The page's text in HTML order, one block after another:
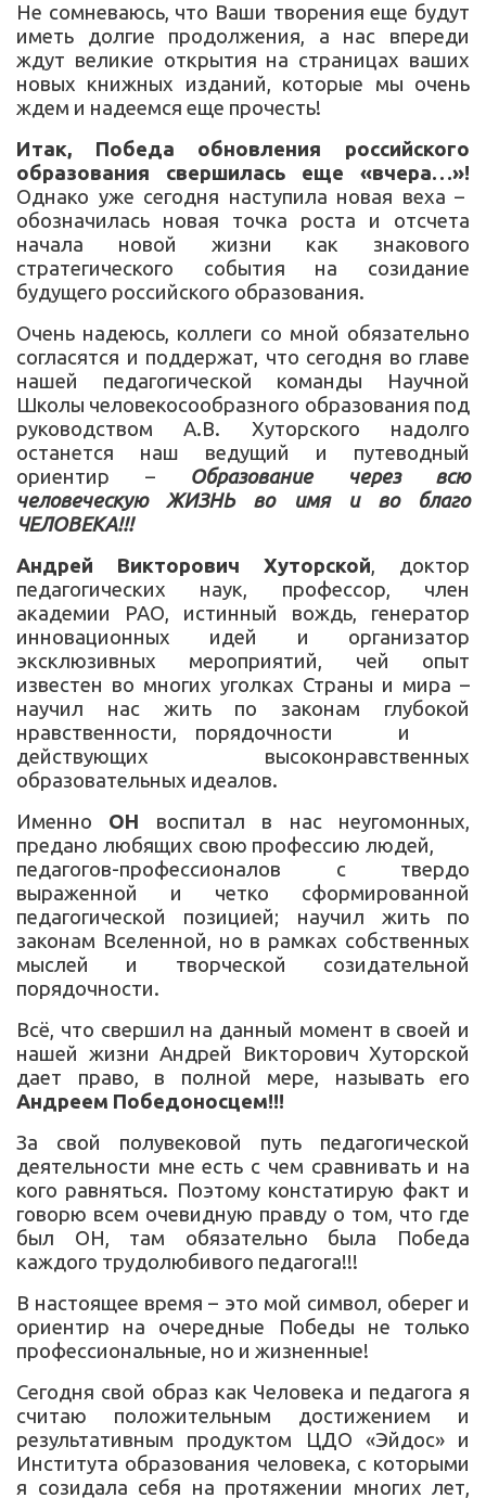
Не сомневаюсь, что Ваши творения еще будут
иметь долгие продолжения, а нас впереди
ждут великие открытия на страницах ваших
новых книжных изданий, которые мы очень
ждем и надеемся еще прочесть!
Итак, Победа обновления российского
образования свершилась еще «вчера…»!
Однако уже сегодня наступила новая веха –
обозначилась новая точка роста и отсчета
начала новой жизни как знакового
стратегического события на созидание
будущего российского образования.
Очень надеюсь, коллеги со мной обязательно
согласятся и поддержат, что сегодня во главе
нашей педагогической команды Научной
Школы человекосообразного образования под
руководством А.В. Хуторского надолго
останется наш ведущий и путеводный
ориентир – Образование через всю
человеческую ЖИЗНЬ во имя и во благо
ЧЕЛОВЕКА!!!
Андрей Викторович Хуторской, доктор
педагогических наук, профессор, член
академии РАО, истинный вождь, генератор
инновационных идей и организатор
эксклюзивных мероприятий, чей опыт
известен во многих уголках Страны и мира –
научил нас жить по законам глубокой
нравственности, порядочности и
действующих высоконравственных
образовательных идеалов.
Именно ОН воспитал в нас неугомонных,
предано любящих свою профессию людей,
педагогов-профессионалов с твердо
выраженной и четко сформированной
педагогической позицией; научил жить по
законам Вселенной, но в рамках собственных
мыслей и творческой созидательной
порядочности.
Всё, что свершил на данный момент в своей и
нашей жизни Андрей Викторович Хуторской
дает право, в полной мере, называть его
Андреем Победоносцем!!!
За свой полувековой путь педагогической
деятельности мне есть с чем сравнивать и на
кого равняться. Поэтому констатирую факт и
говорю всем очевидную правду о том, что где
был ОН, там обязательно была Победа
каждого трудолюбивого педагога!!!
В настоящее время – это мой символ, оберег и
ориентир на очередные Победы не только
профессиональные, но и жизненные!
Сегодня свой образ как Человека и педагога я
считаю положительным достижением и
результативным продуктом ЦДО «Эйдос» и
Института образования человека, с которыми
я созидала себя на протяжении многих лет,